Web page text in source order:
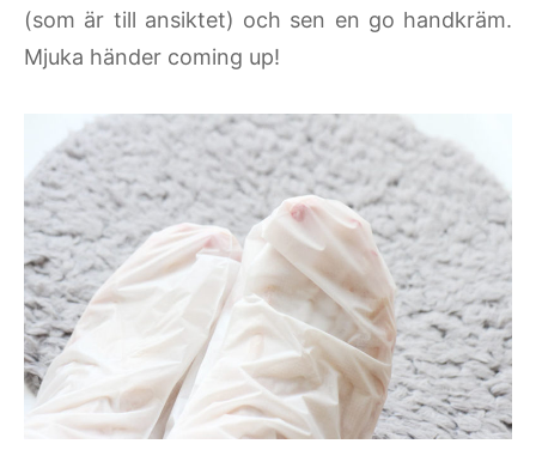
(som är till ansiktet) och sen en go handkräm.
Mjuka händer coming up!